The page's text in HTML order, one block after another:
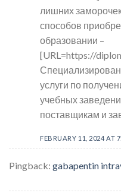
лишних
способов
образовании –
[URL=https://
услуги по
учебных
поставщикам и
FEBRUARY 11, 2024 AT
Pingback: gabapentin